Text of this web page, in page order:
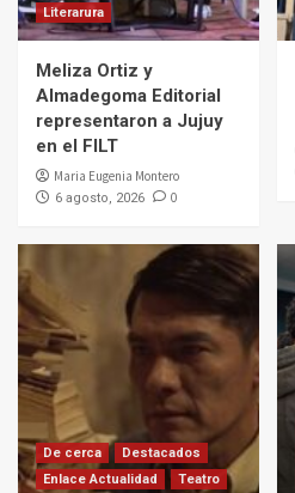
Literarura
Meliza Ortiz y
Almadegoma Editorial
representaron a Jujuy
en el FILT
Maria Eugenia Montero
6 agosto, 2026 0
De cerca
Destacados
Enlace Actualidad
Teatro